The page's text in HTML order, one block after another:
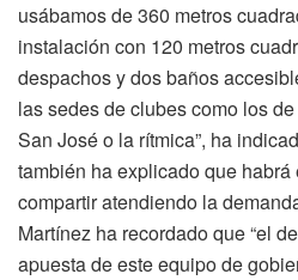
usábamos de 360 metros
instalación con 120 metros
despachos y dos baños
las sedes de clubes como los
San José o la rítmica”, ha
también ha explicado que
compartir atendiendo la
Martínez ha recordado que “el
apuesta de este equipo de